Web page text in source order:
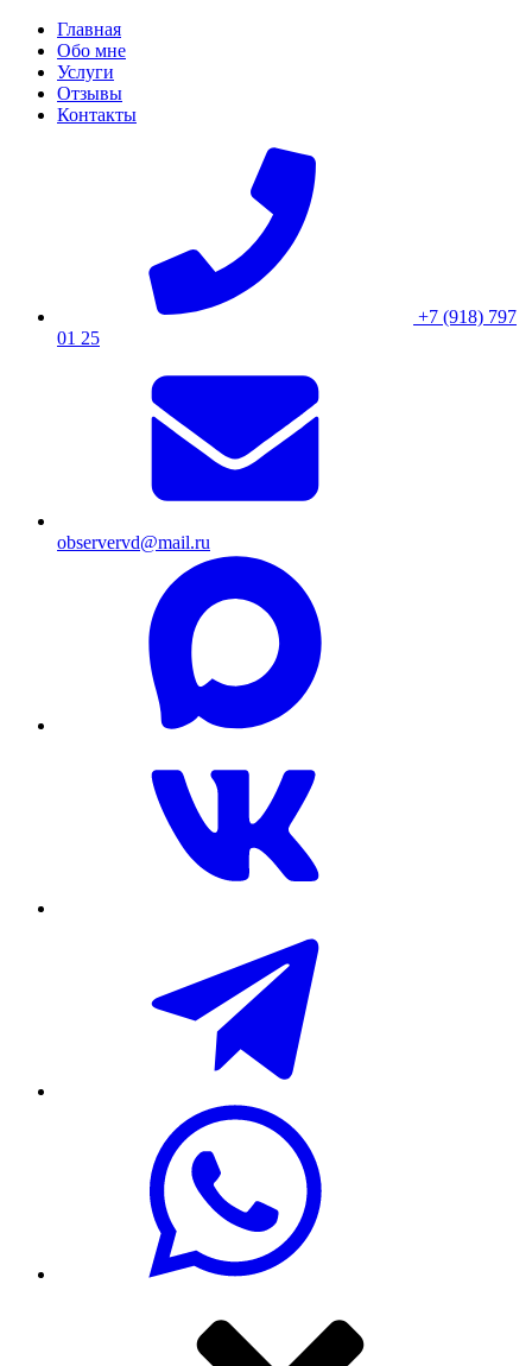
Skip
content
Главная
Обо мне
Услуги
Отзывы
Контакты
+7 (918) 797
01 25
observervd@mail.ru